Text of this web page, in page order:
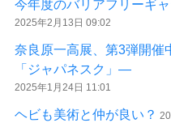
今年度のバリアフリーギ
2025年2月13日 09:02
奈良原一高展、第3弾開
「ジャパネスク」―
2025年1月24日 11:01
ヘビも美術と仲が良い？